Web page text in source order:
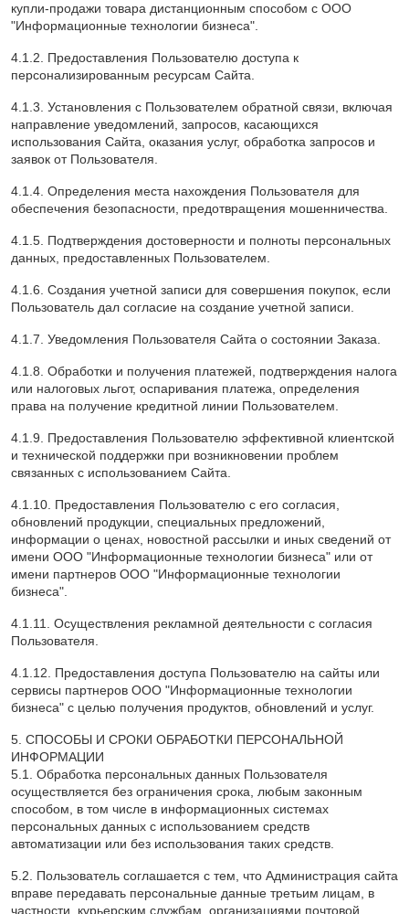
купли-продажи товара дистанционным способом с ООО
"Информационные технологии бизнеса".
4.1.2. Предоставления Пользователю доступа к
персонализированным ресурсам Сайта.
4.1.3. Установления с Пользователем обратной связи, включая
направление уведомлений, запросов, касающихся
использования Сайта, оказания услуг, обработка запросов и
заявок от Пользователя.
4.1.4. Определения места нахождения Пользователя для
обеспечения безопасности, предотвращения мошенничества.
4.1.5. Подтверждения достоверности и полноты персональных
данных, предоставленных Пользователем.
4.1.6. Создания учетной записи для совершения покупок, если
Пользователь дал согласие на создание учетной записи.
4.1.7. Уведомления Пользователя Сайта о состоянии Заказа.
4.1.8. Обработки и получения платежей, подтверждения налога
или налоговых льгот, оспаривания платежа, определения
права на получение кредитной линии Пользователем.
4.1.9. Предоставления Пользователю эффективной клиентской
и технической поддержки при возникновении проблем
связанных с использованием Сайта.
4.1.10. Предоставления Пользователю с его согласия,
обновлений продукции, специальных предложений,
информации о ценах, новостной рассылки и иных сведений от
имени ООО "Информационные технологии бизнеса" или от
имени партнеров ООО "Информационные технологии
бизнеса".
4.1.11. Осуществления рекламной деятельности с согласия
Пользователя.
4.1.12. Предоставления доступа Пользователю на сайты или
сервисы партнеров ООО "Информационные технологии
бизнеса" с целью получения продуктов, обновлений и услуг.
5. СПОСОБЫ И СРОКИ ОБРАБОТКИ ПЕРСОНАЛЬНОЙ
ИНФОРМАЦИИ
5.1. Обработка персональных данных Пользователя
осуществляется без ограничения срока, любым законным
способом, в том числе в информационных системах
персональных данных с использованием средств
автоматизации или без использования таких средств.
5.2. Пользователь соглашается с тем, что Администрация сайта
вправе передавать персональные данные третьим лицам, в
частности, курьерским службам, организациями почтовой